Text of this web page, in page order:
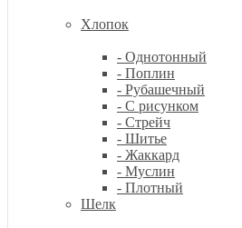
Хлопок
- Однотонный
- Поплин
- Рубашечный
- С рисунком
- Стрейч
- Шитье
- Жаккард
- Муслин
- Плотный
Шелк